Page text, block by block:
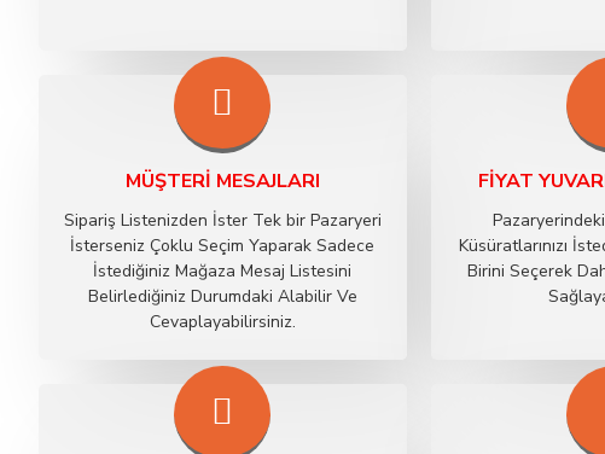
MÜŞTERI MESAJLARI
Sipariş Listenizden İster Tek bir Pazaryeri
İsterseniz Çoklu Seçim Yaparak Sadece
İstediğiniz Mağaza Mesaj Listesini
Belirlediğiniz Durumdaki Alabilir Ve
Cevaplayabilirsiniz.
FIYAT
Pazaryerindeki
Küsüratlarınızı
Birini Seçerek